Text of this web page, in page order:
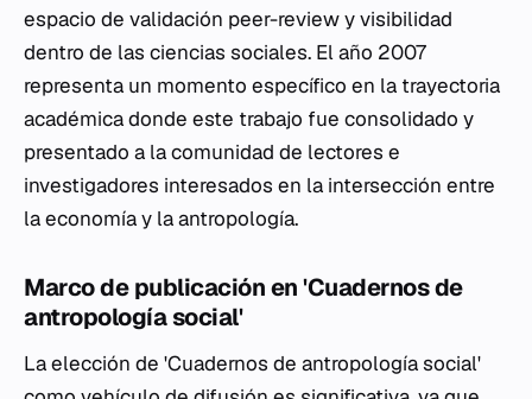
espacio de validación peer-review y visibilidad
dentro de las ciencias sociales. El año 2007
representa un momento específico en la trayectoria
académica donde este trabajo fue consolidado y
presentado a la comunidad de lectores e
investigadores interesados en la intersección entre
la economía y la antropología.
Marco de publicación en 'Cuadernos de
antropología social'
La elección de 'Cuadernos de antropología social'